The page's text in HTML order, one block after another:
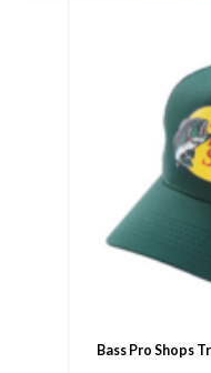
Bass Pro Shops